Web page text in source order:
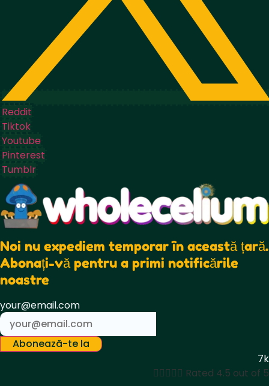
Reddit
Tiktok
Youtube
Pinterest
Tumblr
Noi nu expediem temporar în această țară.
Abonați-vă pentru a primi notificările
noastre
your@email.com
Abonează-te la
7k
 Rated 4.5 out of 5